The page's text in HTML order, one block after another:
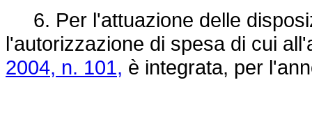
6. Per l'attuazione delle
l'autorizzazione di spesa di cui
2004, n. 101, è integrata, per